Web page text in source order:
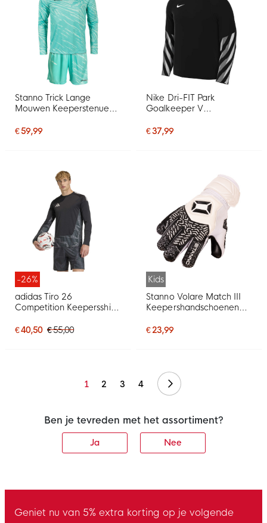
Stanno Trick Lange
Mouwen Keeperstenue
€ 59,99
Nike Dri-FIT Park
Goalkeeper V
Mouwen Zwart Wit
€ 37,99
-26%
adidas Tiro 26
Competition Keepersshirt
€ 40,50 € 55,00
Kids
Stanno Volare Match III
Keepershandschoenen
€ 23,99
1 2 3 4 Volgende
Ben je tevreden met het assortiment?
Ja Nee
Geniet nu van 5% extra korting op je volgende